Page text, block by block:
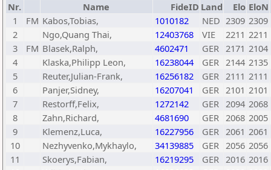
Nr. Name FideID Land Elo EloN
1
FM Kabos,Tobias, 1010182 NED 2309 2309
2
Ngo,Quang Thai, 12403768 VIE 2211 2211
3
FM Blasek,Ralph, 4602471 GER 2171 2104
4
Klaska,Philipp Leon, 16238044 GER 2144 2135
5
Reuter,Julian-Frank, 16256182 GER 2111 2111
6
Panjer,Sidney, 16207041 GER 2101 2101
7
Restorff,Felix, 1272142 GER 2094 2068
8
Zahn,Richard, 4681690 GER 2068 2005
9
Klemenz,Luca, 16227956 GER 2061 2061
10
Nezhyvenko,Mykhaylo, 34139885 GER 2056 2056
11
Skoerys,Fabian, 16219295 GER 2016 2016